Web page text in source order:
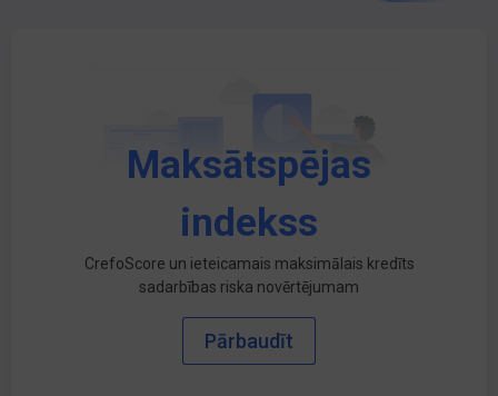
Maksātspējas
indekss
CrefoScore un ieteicamais maksimālais kredīts
sadarbības riska novērtējumam
Pārbaudīt